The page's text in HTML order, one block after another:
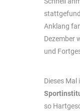
Anklang
Dezember
und
Dieses Mal
so